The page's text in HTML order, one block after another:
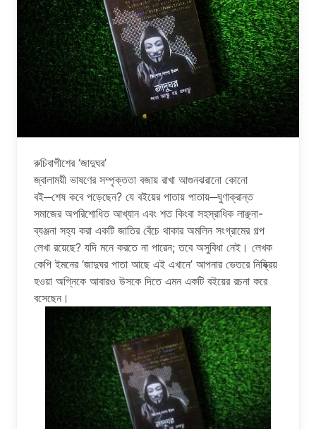
রুচিবাগীশের ‘জাদুঘর’
জ্বালাময়ী ভাষণের সম্পৃক্ততা বজায় রাখা আগুনঝরানো কোনো
বই─শেষ কবে পড়েছেন? যে বইয়ের পাতায় পাতায়─ঘুণাক্রান্ত
সমাজের অপরিশোধিত আখ্যান এবং শত কিংবা সহস্রাধিক লাঞ্ছনা-
ব্যঞ্জনা সহ্য করা একটি জাতির বেঁচে থাকার অমলিন সংগ্রামের গল্প
লেখা রয়েছে? যদি মনে করতে না পারেন; তবে অসুবিধা নেই। লেখক
কেপি ইমনের ‘জাদুঘর পাতা আছে এই এখানে’ আপনার ভেতরে নিষ্ক্রিয়
হওয়া অগ্নিকে আবারও উসকে দিতে এমন একটি বইয়ের রচনা করে
বসেছেন।